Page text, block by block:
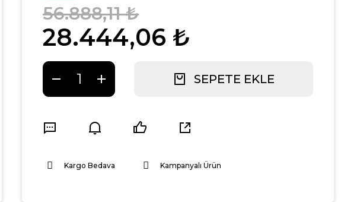
28.444,06 ₺
56.888,11 ₺
SEPETE EKLE
Kargo Bedava Kampanyalı Ürün